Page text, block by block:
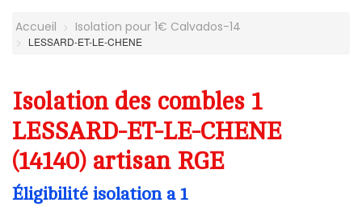
Accueil Isolation pour 1€ Calvados-14
LESSARD-ET-LE-CHENE
Isolation des combles 1
LESSARD-ET-LE-CHENE
(14140) artisan RGE
Éligibilité isolation a 1